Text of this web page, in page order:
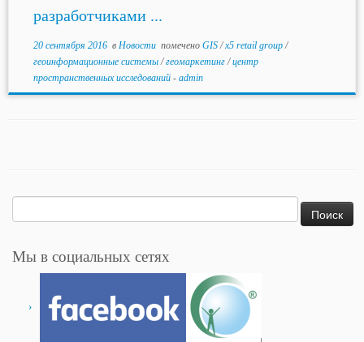
разработчиками ...
20 сентября 2016в Новости помечено GIS/x5 retail group/
геоинформационные системы/геомаркетинг/центр
пространственных исследований - admin
Мы в социальных сетях